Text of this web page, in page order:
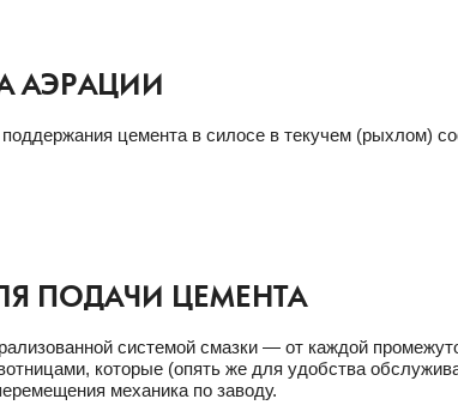
АЭРАЦИИ
цемента в силосе в текучем (рыхлом)
ПОДАЧИ ЦЕМЕНТА
системой смазки — от каждой
которые (опять же для удобства
механика по заводу.